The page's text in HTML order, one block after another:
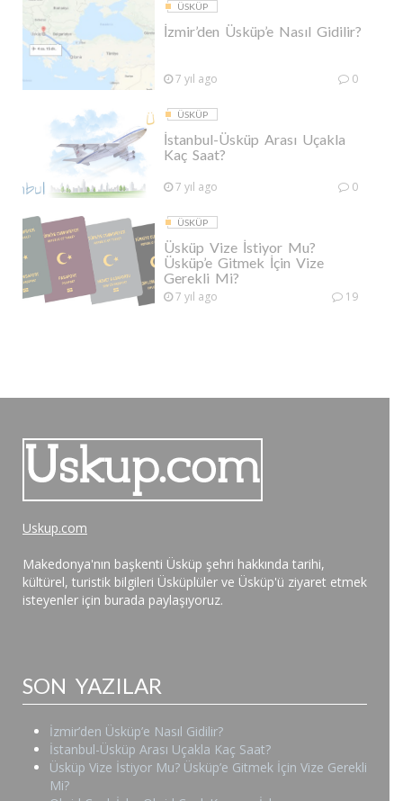
ÜSKÜP
İzmir’den Üsküp’e Nasıl Gidilir?
7 yıl ago 0
ÜSKÜP
İstanbul-Üsküp Arası Uçakla
Kaç Saat?
7 yıl ago 0
ÜSKÜP
Üsküp Vize İstiyor Mu?
Üsküp’e Gitmek İçin Vize
Gerekli Mi?
7 yıl ago 19
Uskup.com
Makedonya'nın başkenti Üsküp şehri hakkında tarihi,
kültürel, turistik bilgileri Üsküplüler ve Üsküp'ü ziyaret etmek
isteyenler için burada paylaşıyoruz.
SON YAZILAR
İzmir’den Üsküp’e Nasıl Gidilir?
İstanbul-Üsküp Arası Uçakla Kaç Saat?
Üsküp Vize İstiyor Mu? Üsküp’e Gitmek İçin Vize Gerekli
Mi?